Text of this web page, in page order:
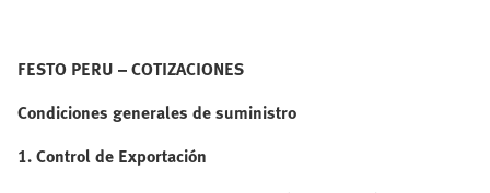
FESTO PERU – COTIZACIONES
Condiciones generales de suministro
1. Control de Exportación